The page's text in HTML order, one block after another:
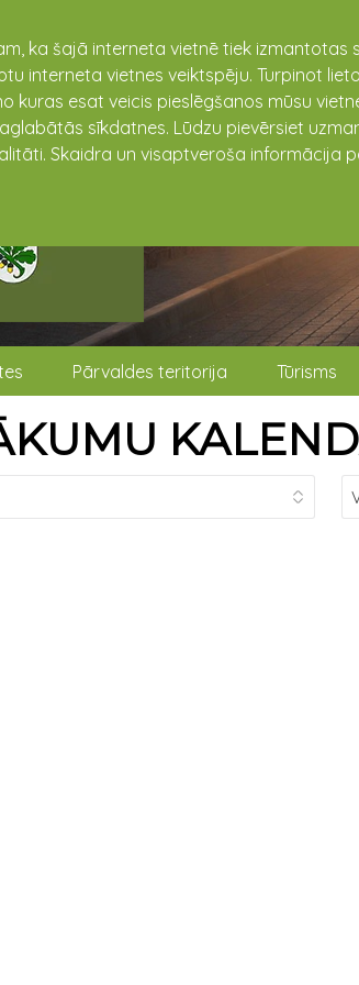
ka šajā interneta vietnē tiek
interneta vietnes veiktspēju. Turpinot
kuras esat veicis pieslēgšanos mūsu
sīkdatnes. Lūdzu pievērsiet
Skaidra un visaptveroša informācija
Pārvaldes teritorija Tūrisms